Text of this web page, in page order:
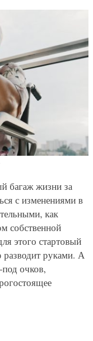
багаж жизни за
с изменениями в
как
собственной
этого стартовый
разводит руками. А
под очков,